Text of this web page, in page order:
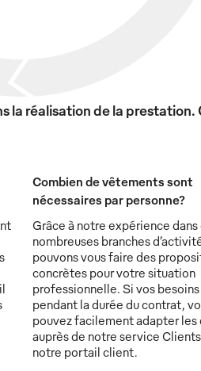
réalisation de la
Combien de vêtements sont
nécessaires par personne?
Grâce à notre expérience dans
nombreuses branches
pouvons vous faire des
concrètes pour votre situation
professionnelle. Si vos
pendant la durée du contrat,
pouvez facilement adapter les
auprès de notre service
notre portail client.